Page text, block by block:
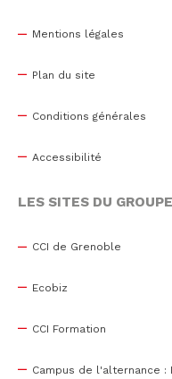
Mentions légales
Plan du site
Conditions générales
Accessibilité
LES SITES DU
CCI de Grenoble
Ecobiz
CCI Formation
Campus de l'alternance :